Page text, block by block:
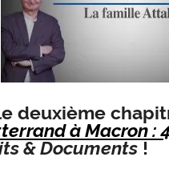
deuxième
à Macron :
& Documents !